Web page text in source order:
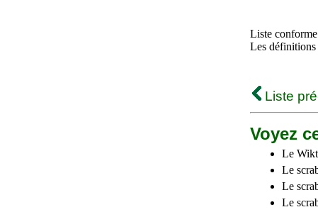
Liste
Les définitions
Liste
Voyez
Le
Le
Le
Le